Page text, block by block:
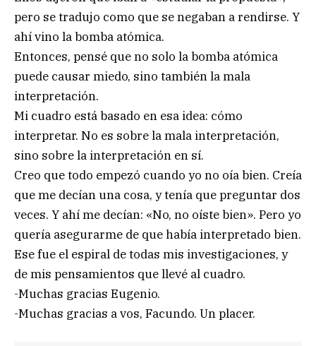
pero se tradujo como que se negaban a rendirse. Y
ahí vino la bomba atómica.
Entonces, pensé que no solo la bomba atómica
puede causar miedo, sino también la mala
interpretación.
Mi cuadro está basado en esa idea: cómo
interpretar. No es sobre la mala interpretación,
sino sobre la interpretación en sí.
Creo que todo empezó cuando yo no oía bien. Creía
que me decían una cosa, y tenía que preguntar dos
veces. Y ahí me decían: «No, no oíste bien». Pero yo
quería asegurarme de que había interpretado bien.
Ese fue el espiral de todas mis investigaciones, y
de mis pensamientos que llevé al cuadro.
-Muchas gracias Eugenio.
-Muchas gracias a vos, Facundo. Un placer.